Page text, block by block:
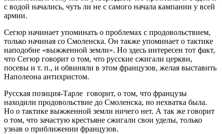
с водой начались, чуть ли не с самого начала кампании у всей
армии.
Сегюр начинает упоминать о проблемах с продовольствием,
только начиная со Смоленска. Он также упоминает о тактике
наподобие «выжженной земли». Но здесь интересен тот факт,
что Сегюр говорит о том, что русские сжигали церкви,
посевы и т. п., и обвиняли в этом французов, желая выставить
Наполеона антихристом.
Русская позиция-Тарле говорит, о том, что французы
находили продовольствие до Смоленска, но нехватка была.
Но о тактике выжженной земли ничего нет. А так же говорит
о том, что зачастую крестьяне сжигали свои уделы, только
узнав о приближении французов.